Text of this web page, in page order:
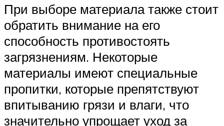
При выборе материала также стоит
обратить внимание на его
способность противостоять
загрязнениям. Некоторые
материалы имеют специальные
пропитки, которые препятствуют
впитыванию грязи и влаги, что
значительно упрощает уход за